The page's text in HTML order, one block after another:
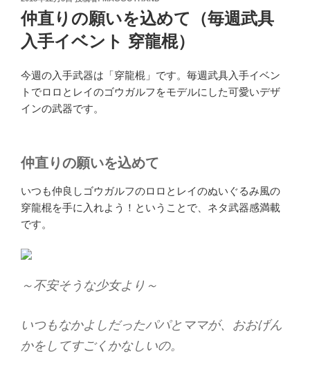
稿
日:
仲直りの願いを込めて（毎週武具
入手イベント 穿龍棍）
今週の入手武器は「穿龍棍」です。毎週武具入手イベン
トでロロとレイのゴウガルフをモデルにした可愛いデザ
インの武器です。
仲直りの願いを込めて
いつも仲良しゴウガルフのロロとレイのぬいぐるみ風の
穿龍棍を手に入れよう！ということで、ネタ武器感満載
です。
～不安そうな少女より～
いつもなかよしだったパパとママが、おおげん
かをしてすごくかなしいの。